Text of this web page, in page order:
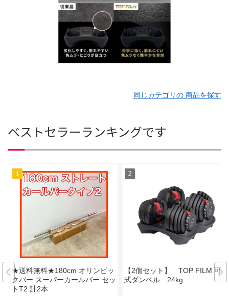
同じカテゴリの 商品を探す
ベストセラーランキングです
★送料無料★180cm オリンピッ
クバー スーパーカールバー セッ
トT2 計2本
【2個セット】 TOP FILM 可変
式ダンベル 24kg